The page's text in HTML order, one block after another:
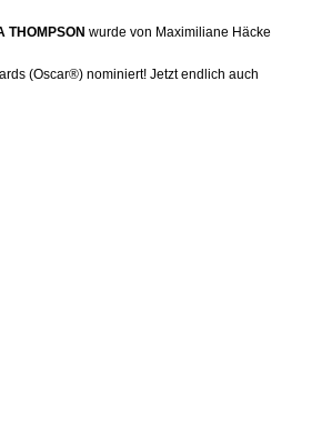
THOMPSON wurde von Maximiliane Häcke
(Oscar®) nominiert! Jetzt endlich auch